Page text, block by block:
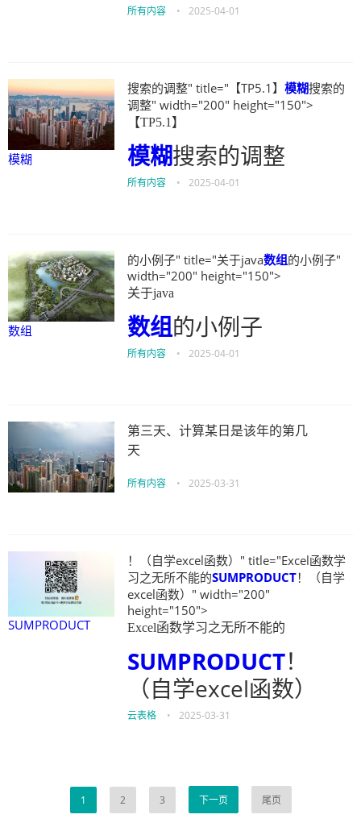
所有内容 • 2025-04-01
模糊
搜索的调整" title="【TP5.1】 模糊搜索的
调整" width="200" height="150">
【TP5.1】
模糊搜索的调整
所有内容 • 2025-04-01
数组
的小例子" title="关于java数组的小例子"
width="200" height="150">
关于java
数组的小例子
所有内容 • 2025-04-01
第三天、计算某日是该年的第几
天
所有内容 • 2025-03-31
SUMPRODUCT
！（自学excel函数）" title="Excel函数学
习之无所不能的SUMPRODUCT！（自学
excel函数）" width="200"
height="150">
Excel函数学习之无所不能的
SUMPRODUCT！
（自学excel函数）
云表格 • 2025-03-31
1 2 3 下一页 尾页